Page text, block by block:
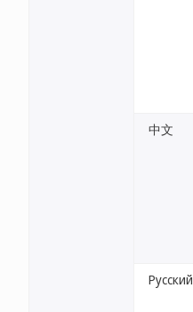
中文
Русский